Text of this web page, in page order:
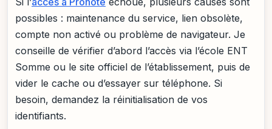
possibles : maintenance du service, lien obsolète,
compte non activé ou problème de navigateur. Je
conseille de vérifier d’abord l’accès via l’école ENT
Somme ou le site officiel de l’établissement, puis de
vider le cache ou d’essayer sur téléphone. Si
besoin, demandez la réinitialisation de vos
identifiants.